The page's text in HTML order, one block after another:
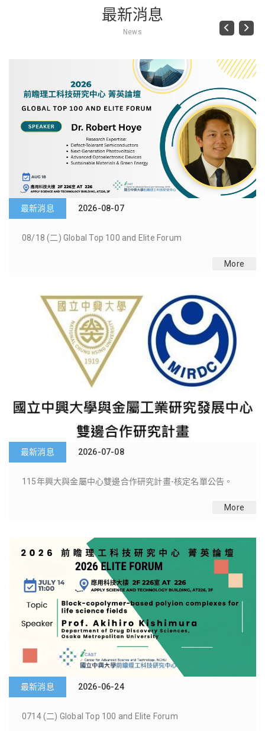
最新消息
News
單公告。
最新消息
2026 專業領域微課程 Mini Courses 暑期班
學部STEM領域學生赴美國理海大學/萊斯大學短
最新消息
徵求 2025/2026年:MACHI-STEM at Lehigh
Previous
Next